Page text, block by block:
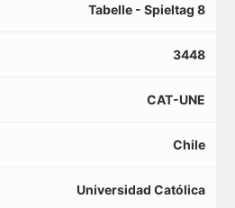
Tabelle - Spieltag 8
3448
CAT-UNE
Chile
Universidad Católica